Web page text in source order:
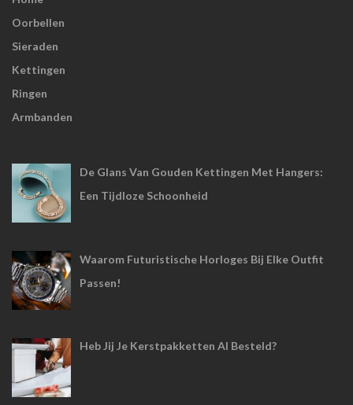
Oorbellen
Sieraden
Kettingen
Ringen
Armbanden
De Glans Van Gouden Kettingen Met Hangers:
Een Tijdloze Schoonheid
Waarom Futuristische Horloges Bij Elke Outfit
Passen!
Heb Jij Je Kerstpakketten Al Besteld?